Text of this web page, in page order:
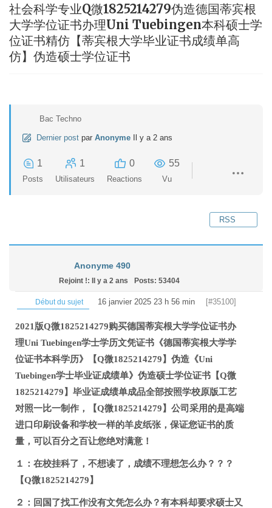
社会科学专业Q微1825214279伪造德国蒂宾根
大学学位证书办理Uni Tuebingen本科硕士学
位证书精仿【蒂宾根大学毕业证书成绩单高
仿】伪造硕士学位证书
Bac Techno
Dernier post par Anonyme Il y a 2 ans
1
Posts
1
Utilisateurs
0
Reactions
55
Vu
RSS
Anonyme 490
Rejoint !: Il y a 2 ans Posts: 53404
Début du sujet 16 janvier 2025 23 h 56 min [#35100]
2021版Q微1825214279购买德国蒂宾根大学学位证书办
理Uni Tuebingen学士学历文凭证书《德国蒂宾根大学学
位证书本科学历》【Q微1825214279】伪造《Uni
Tuebingen学士毕业证成绩单》伪造硕士学位证书【Q微
1825214279】毕业证成绩单成品全部按照学校原版工艺
对照一比一制作，【Q微1825214279】公司采用的是高端
进口印刷设备和学校一样的羊皮纸张，保证您证书的质
量，可以百分之百让您绝对满意！
１：在校挂科了，不想读了，成绩不理想怎么办？？？
【Q微1825214279】
２：回国了找工作没有文凭怎么办？有本科却要求硕士又